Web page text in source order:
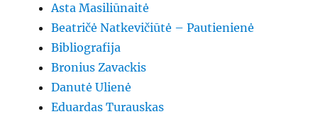
Asta Masiliūnaitė
Beatričė Natkevičiūtė – Pautienienė
Bibliografija
Bronius Zavackis
Danutė Ulienė
Eduardas Turauskas